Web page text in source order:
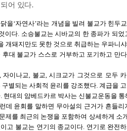
어 있다.
을‘자연사’라는 개념을 빌려 불교가 힌두
이다. 소승불교는 시바교의 한 종파가 되
개돼지만도 못한 것으로 취급하는 우파니
대 불교가 스스로 거부하고 포기하고 만
이나교, 불교, 시크교가 그것으로 모두
별되는 사회적 윤리를 강조했다. 계급을
현대의 암베드카르 박사는 신불교운동을
데 윤회를 말하면 무아설의 근거가 흔들
제를 최근의 논쟁을 포함하여 상세하게
고 불교는 연기의 종교이다. 연기로 완전